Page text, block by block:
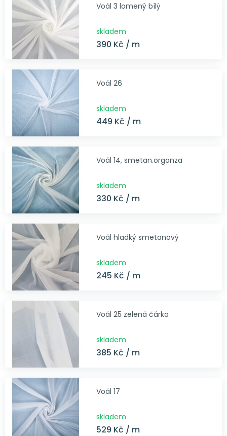
Voál 3 lomený bílý
skladem
390 Kč / m
Voál 26
skladem
449 Kč / m
Voál 14, smetan.organza
skladem
330 Kč / m
Voál hladký smetanový
skladem
245 Kč / m
Voál 25 zelená čárka
skladem
385 Kč / m
Voál 17
skladem
529 Kč / m